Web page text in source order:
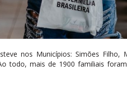
nos Municípios: Simões Filho,
todo, mais de 1900 familiais